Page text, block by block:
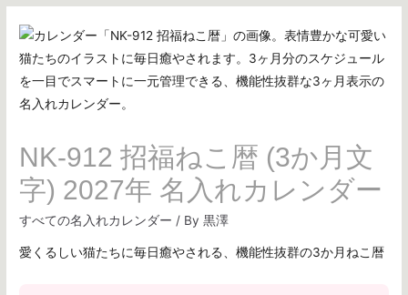
ニ
ュ
NK-912 招福ねこ暦 (3か月文
字) 2027年 名入れカレンダー
すべての名入れカレンダー / By黒澤
愛くるしい猫たちに毎日癒やされる、機能性抜群の3か月ねこ暦